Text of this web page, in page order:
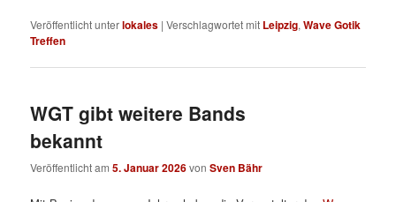
Veröffentlicht unterlokales |Verschlagwortet mit Leipzig,Wave Gotik
Treffen
WGT gibt weitere Bands
bekannt
Veröffentlicht am5. Januar 2026vonSven Bähr